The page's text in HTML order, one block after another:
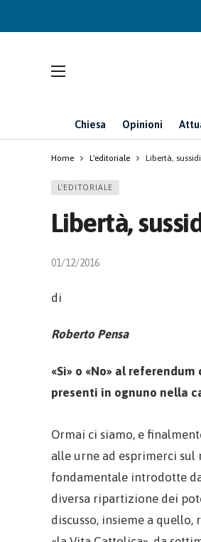
Chiesa Opinioni
Home L'editoriale Libertà,
L'EDITORIALE
Libertà,
01/12/2016
di
Roberto Pensa
«Sì» o «No» al
presenti in ognuno nella
Ormai ci siamo, e
alle urne ad esprimerci
fondamentale introdotte
diversa ripartizione dei
discusso, insieme a